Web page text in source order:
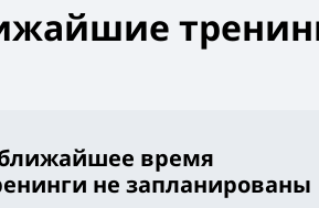
время
не запланированы